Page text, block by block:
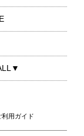
利用ガイド